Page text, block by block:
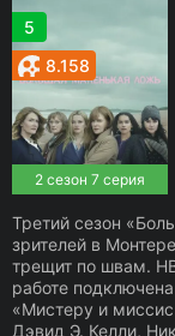
5
2 сезон 7 серия
8.158
Третий сезон
зрителей в
трещит по швам.
работе
«Мистеру и
Дэвид Э. Келли,